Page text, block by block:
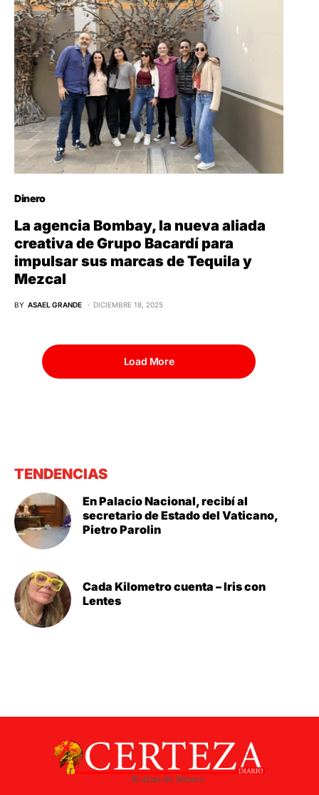
Dinero
La agencia Bombay, la nueva aliada
creativa de Grupo Bacardí para
impulsar sus marcas de Tequila y
Mezcal
BY ASAEL GRANDE DICIEMBRE 18, 2025
Load More
TENDENCIAS
En Palacio Nacional, recibí al
secretario de Estado del Vaticano,
Pietro Parolin
Cada Kilometro cuenta – Iris con
Lentes